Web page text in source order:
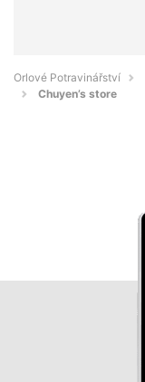
Orlové Potravinářství
Chuyen’s store